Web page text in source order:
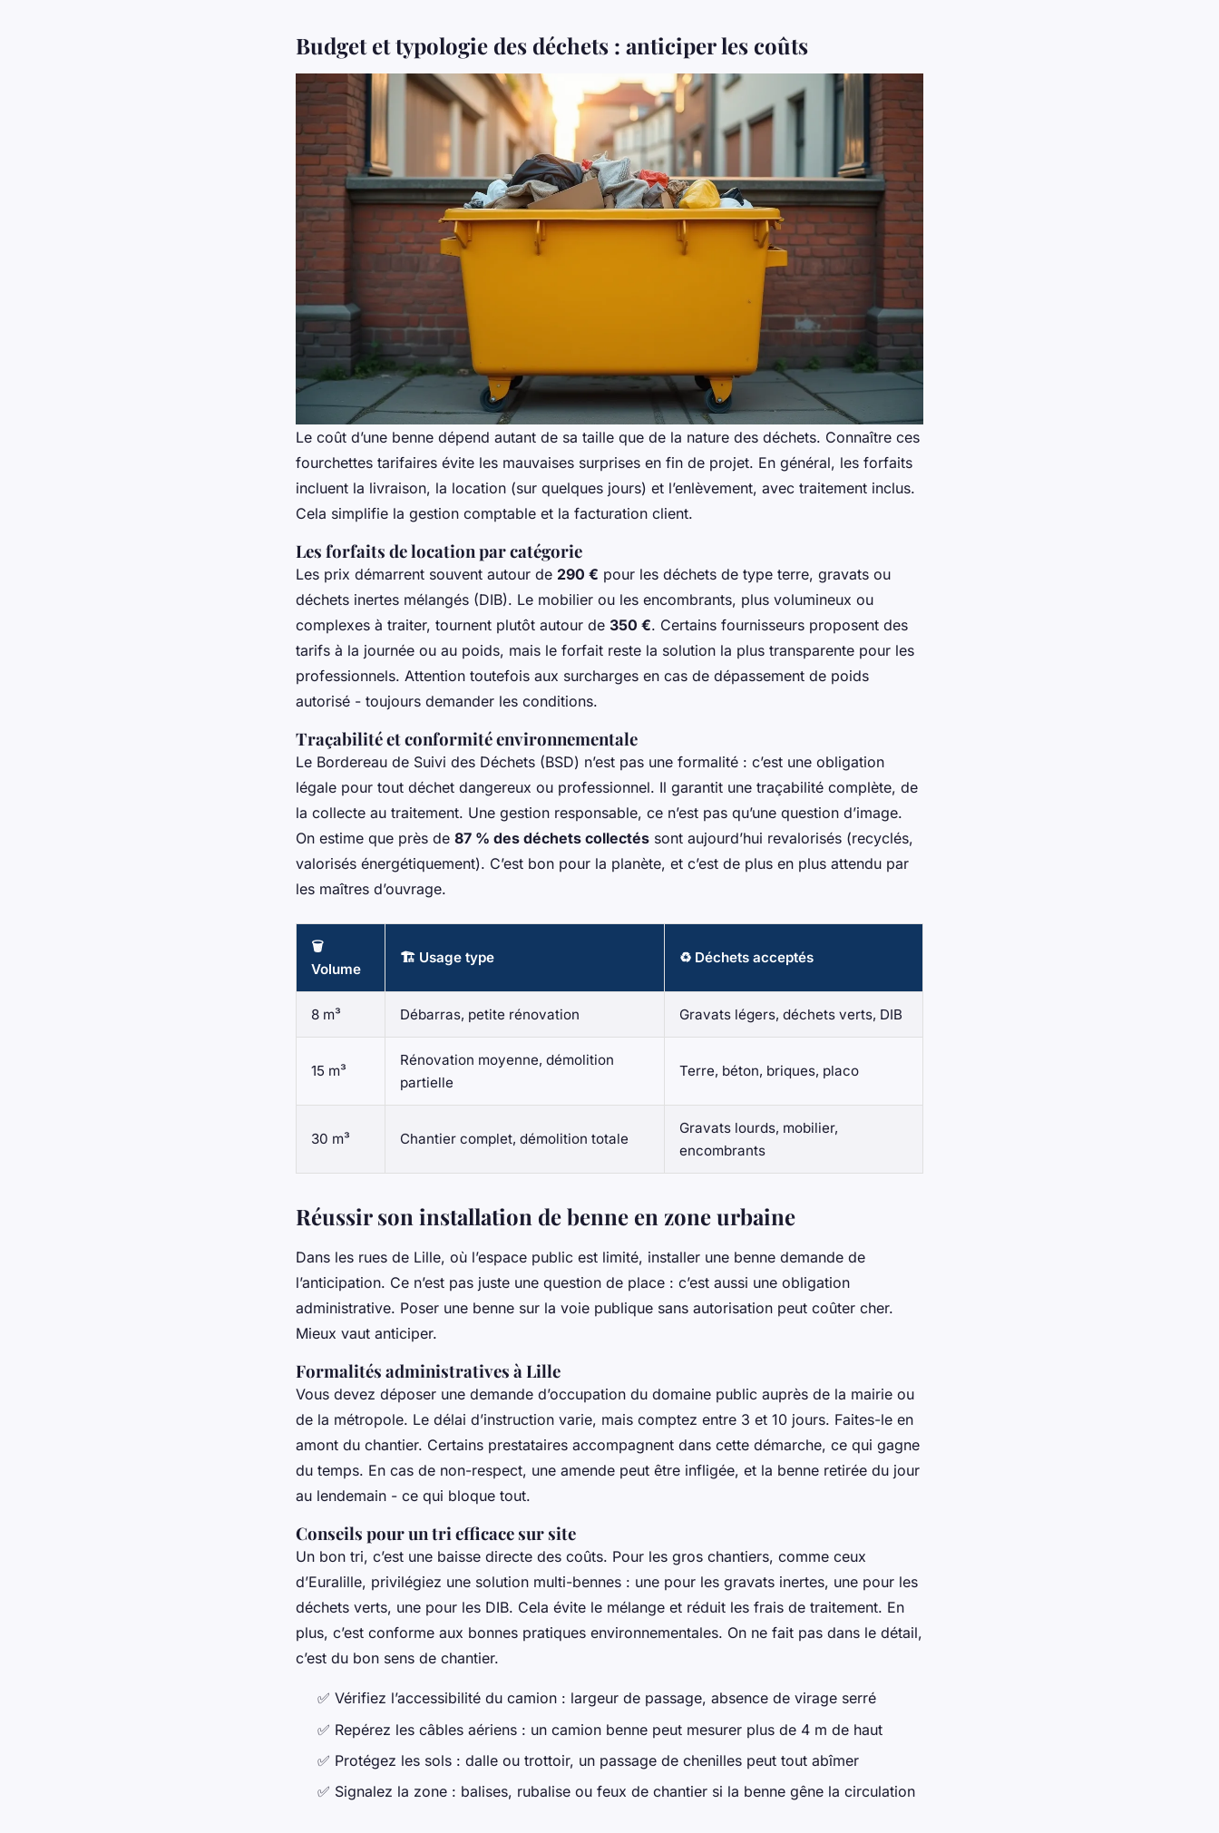
Budget et typologie des déchets : anticiper les coûts
Le coût d’une benne dépend autant de sa taille que de la nature des déchets. Connaître ces
fourchettes tarifaires évite les mauvaises surprises en fin de projet. En général, les forfaits
incluent la livraison, la location (sur quelques jours) et l’enlèvement, avec traitement inclus.
Cela simplifie la gestion comptable et la facturation client.
Les forfaits de location par catégorie
Les prix démarrent souvent autour de 290 € pour les déchets de type terre, gravats ou
déchets inertes mélangés (DIB). Le mobilier ou les encombrants, plus volumineux ou
complexes à traiter, tournent plutôt autour de 350 €. Certains fournisseurs proposent des
tarifs à la journée ou au poids, mais le forfait reste la solution la plus transparente pour les
professionnels. Attention toutefois aux surcharges en cas de dépassement de poids
autorisé - toujours demander les conditions.
Traçabilité et conformité environnementale
Le Bordereau de Suivi des Déchets (BSD) n’est pas une formalité : c’est une obligation
légale pour tout déchet dangereux ou professionnel. Il garantit une traçabilité complète, de
la collecte au traitement. Une gestion responsable, ce n’est pas qu’une question d’image.
On estime que près de 87 % des déchets collectés sont aujourd’hui revalorisés (recyclés,
valorisés énergétiquement). C’est bon pour la planète, et c’est de plus en plus attendu par
les maîtres d’ouvrage.
🗑️
Volume
🏗️ Usage type ♻️ Déchets acceptés
8 m³ Débarras, petite rénovation Gravats légers, déchets verts, DIB
15 m³
Rénovation moyenne, démolition
partielle
Terre, béton, briques, placo
30 m³ Chantier complet, démolition totale
Gravats lourds, mobilier,
encombrants
Réussir son installation de benne en zone urbaine
Dans les rues de Lille, où l’espace public est limité, installer une benne demande de
l’anticipation. Ce n’est pas juste une question de place : c’est aussi une obligation
administrative. Poser une benne sur la voie publique sans autorisation peut coûter cher.
Mieux vaut anticiper.
Formalités administratives à Lille
Vous devez déposer une demande d’occupation du domaine public auprès de la mairie ou
de la métropole. Le délai d’instruction varie, mais comptez entre 3 et 10 jours. Faites-le en
amont du chantier. Certains prestataires accompagnent dans cette démarche, ce qui gagne
du temps. En cas de non-respect, une amende peut être infligée, et la benne retirée du jour
au lendemain - ce qui bloque tout.
Conseils pour un tri efficace sur site
Un bon tri, c’est une baisse directe des coûts. Pour les gros chantiers, comme ceux
d’Euralille, privilégiez une solution multi-bennes : une pour les gravats inertes, une pour les
déchets verts, une pour les DIB. Cela évite le mélange et réduit les frais de traitement. En
plus, c’est conforme aux bonnes pratiques environnementales. On ne fait pas dans le détail,
c’est du bon sens de chantier.
✅ Vérifiez l’accessibilité du camion : largeur de passage, absence de virage serré
✅ Repérez les câbles aériens : un camion benne peut mesurer plus de 4 m de haut
✅ Protégez les sols : dalle ou trottoir, un passage de chenilles peut tout abîmer
✅ Signalez la zone : balises, rubalise ou feux de chantier si la benne gêne la circulation